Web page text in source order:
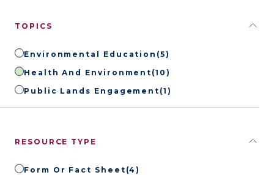
TOPICS
Environmental Education (5)
Health And Environment (10)
Public Lands Engagement (1)
RESOURCE TYPE
Form Or Fact Sheet (4)